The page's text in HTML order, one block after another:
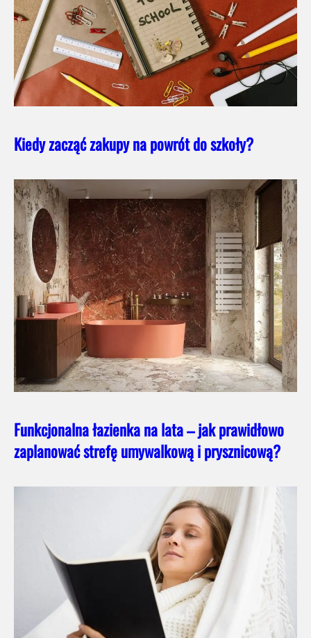
Kiedy zacząć zakupy na powrót do szkoły?
Funkcjonalna łazienka na lata – jak prawidłowo
zaplanować strefę umywalkową i prysznicową?